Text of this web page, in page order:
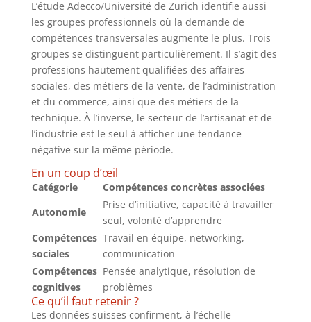
L’étude Adecco/Université de Zurich identifie aussi
les groupes professionnels où la demande de
compétences transversales augmente le plus. Trois
groupes se distinguent particulièrement. Il s’agit des
professions hautement qualifiées des affaires
sociales, des métiers de la vente, de l’administration
et du commerce, ainsi que des métiers de la
technique. À l’inverse, le secteur de l’artisanat et de
l’industrie est le seul à afficher une tendance
négative sur la même période.
En un coup d’œil
Catégorie
Compétences concrètes associées
Autonomie
Prise d’initiative, capacité à travailler
seul, volonté d’apprendre
Compétences
sociales
Travail en équipe, networking,
communication
Compétences
cognitives
Pensée analytique, résolution de
problèmes
Ce qu’il faut retenir ?
Les données suisses confirment, à l’échelle